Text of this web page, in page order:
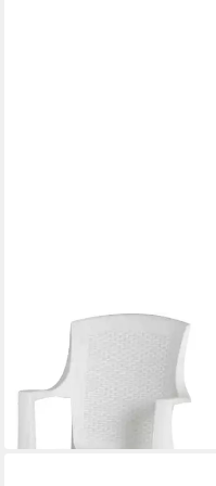
PROGARDEN
Gartensessel Eden
74,18 €
-38%
in 3-4 Werktagen bei dir